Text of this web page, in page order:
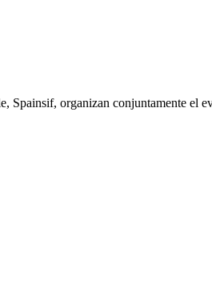
organizan conjuntamente el